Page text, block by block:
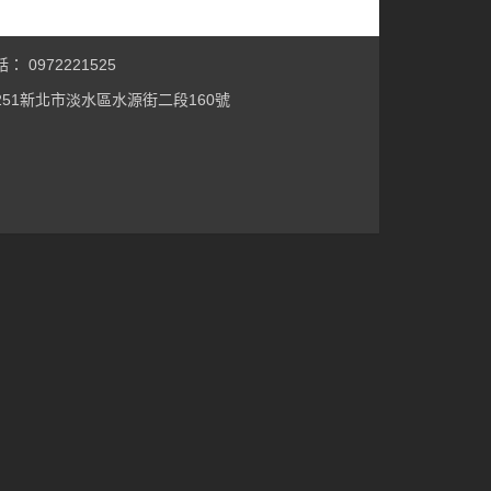
： 0972221525
新北市淡水區水源街二段160號